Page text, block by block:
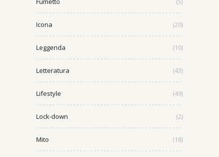
Icona (20)
Leggenda (10)
Letteratura (43)
Lifestyle (49)
Lock-down (2)
Mito (18)